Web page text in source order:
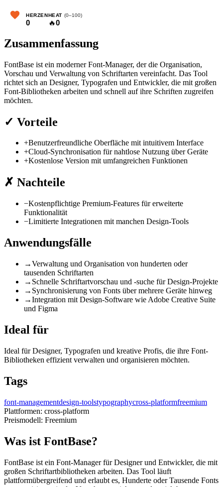
HERZEN
0
HEAT (0–100)
🔥0
Zusammenfassung
FontBase ist ein moderner Font-Manager, der die Organisation,
Vorschau und Verwaltung von Schriftarten vereinfacht. Das Tool
richtet sich an Designer, Typografen und Entwickler, die mit großen
Font-Bibliotheken arbeiten und schnell auf ihre Schriften zugreifen
möchten.
✓ Vorteile
+Benutzerfreundliche Oberfläche mit intuitivem Interface
+Cloud-Synchronisation für nahtlose Nutzung über Geräte
+Kostenlose Version mit umfangreichen Funktionen
✗ Nachteile
−Kostenpflichtige Premium-Features für erweiterte
Funktionalität
−Limitierte Integrationen mit manchen Design-Tools
Anwendungsfälle
→Verwaltung und Organisation von hunderten oder
tausenden Schriftarten
→ Schnelle Schriftartvorschau und -suche für Design-Projekte
→ Synchronisierung von Fonts über mehrere Geräte hinweg
→Integration mit Design-Software wie Adobe Creative Suite
und Figma
Ideal für
Ideal für Designer, Typografen und kreative Profis, die ihre Font-
Bibliotheken effizient verwalten und organisieren möchten.
Tags
font-managementdesign-toolstypographycross-platformfreemium
Plattformen: cross-platform
Preismodell: Freemium
Was ist FontBase?
FontBase ist ein Font-Manager für Designer und Entwickler, die mit
großen Schriftartbibliotheken arbeiten. Das Tool läuft
plattformübergreifend und erlaubt es, Hunderte oder Tausende Fonts